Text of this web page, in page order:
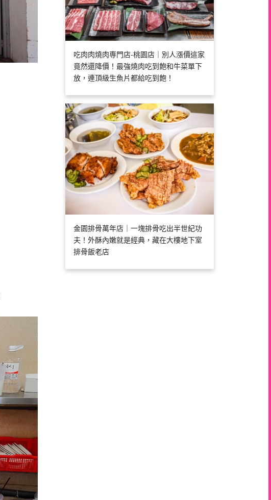
吃肉肉燒肉専門店-桃園店｜別人漲價這家
竟然還降價！最強燒肉吃到飽和牛菜單下
放，連頂級生魚片都給吃到飽！
金園排骨萬年店｜一塊排骨吃出半世紀功
夫！外酥內嫩就是經典，藏在大樓地下室
排骨飯老店